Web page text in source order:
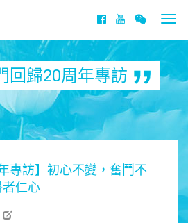
回歸20周年專訪
專訪】初心不變，奮鬥不
仁心